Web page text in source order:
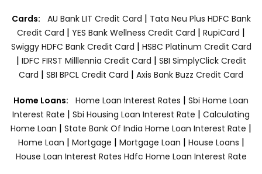
Cards: AU Bank LIT Credit Card | Tata Neu Plus HDFC Bank
Credit Card | YES Bank Wellness Credit Card | RupiCard |
Swiggy HDFC Bank Credit Card | HSBC Platinum Credit Card
| IDFC FIRST Milllennia Credit Card | SBI SimplyClick Credit
Card | SBI BPCL Credit Card | Axis Bank Buzz Credit Card
Home Loans: Home Loan Interest Rates | Sbi Home Loan
Interest Rate | Sbi Housing Loan Interest Rate | Calculating
Home Loan | State Bank Of India Home Loan Interest Rate |
Home Loan | Mortgage | Mortgage Loan | House Loans |
House Loan Interest Rates Hdfc Home Loan Interest Rate